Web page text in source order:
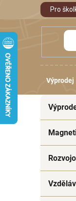
Pro
Výprodej
kategorie
t
g
i